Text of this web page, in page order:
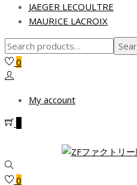
JAEGER LECOULTRE
MAURICE LACROIX
Search
for:>
0
My account
0